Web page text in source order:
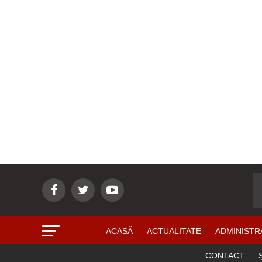
ACASĂ ACTUALITATE
CONTACT